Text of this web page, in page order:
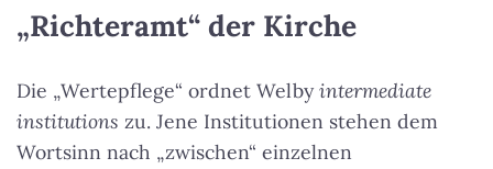
„Richteramt“ der Kirche
Die „Wertepflege“ ordnet Welbyintermediate
institutions zu. Jene Institutionen stehen dem
Wortsinn nach „zwischen“ einzelnen